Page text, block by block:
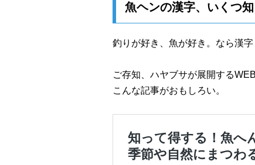
魚ヘンの漢字、いくつ
釣りが好き、魚が好き。なら漢字
ご存知、ハヤブサが展開する
こんな記事がおもしろい。